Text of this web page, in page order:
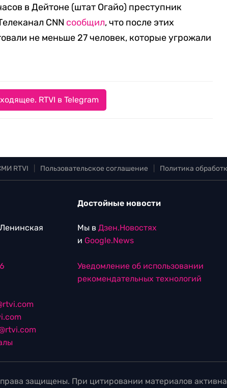
в Дейтоне (штат Огайо) преступник
CNN сообщил, что после этих
не меньше 27 человек, которые угрожали
RTVI в Telegram
RTVI Пользовательское соглашение Политика
Достойные новости
Мы в Дзен.Новостях
и Google.News
Уведомление об использовании
рекомендательных технологий
защищены. При цитировании материалов